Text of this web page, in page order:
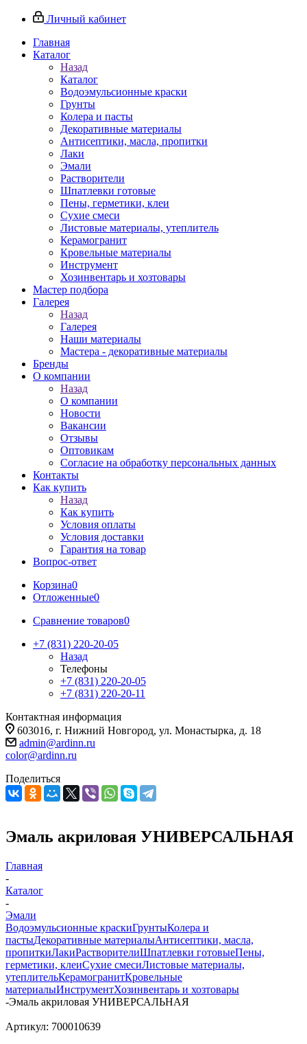
Личный кабинет
Главная
Каталог
Назад
Каталог
Водоэмульсионные краски
Грунты
Колера и пасты
Декоративные материалы
Антисептики, масла, пропитки
Лаки
Эмали
Растворители
Шпатлевки готовые
Пены, герметики, клеи
Сухие смеси
Листовые материалы, утеплитель
Керамогранит
Кровельные материалы
Инструмент
Хозинвентарь и хозтовары
Мастер подбора
Галерея
Назад
Галерея
Наши материалы
Мастера - декоративные материалы
Бренды
О компании
Назад
О компании
Новости
Вакансии
Отзывы
Оптовикам
Cогласие на обработку персональных данных
Контакты
Как купить
Назад
Как купить
Условия оплаты
Условия доставки
Гарантия на товар
Вопрос-ответ
Корзина0
Отложенные0
Сравнение товаров0
+7 (831) 220-20-05
Назад
Телефоны
+7 (831) 220-20-05
+7 (831) 220-20-11
Контактная информация
603016, г. Нижний Новгород, ул. Монастырка, д. 18
admin@ardinn.ru
color@ardinn.ru
Поделиться
Эмаль акриловая УНИВЕРСАЛЬНАЯ
Главная
-
Каталог
-
Эмали
Водоэмульсионные краскиГрунтыКолера и
пастыДекоративные материалыАнтисептики, масла,
пропиткиЛакиРастворителиШпатлевки готовыеПены,
герметики, клеиСухие смесиЛистовые материалы,
утеплительКерамогранитКровельные
материалыИнструментХозинвентарь и хозтовары
-Эмаль акриловая УНИВЕРСАЛЬНАЯ
Артикул: 700010639